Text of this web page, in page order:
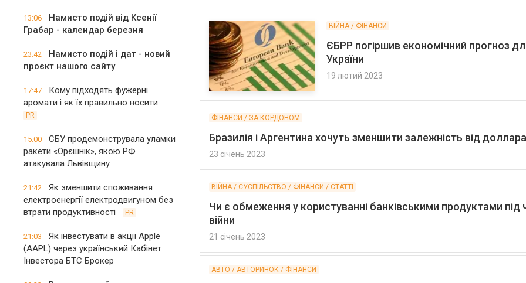
13:06
Намисто подій від Ксенії
Грабар - календар березня
23:42
Намисто подій і дат - новий
проєкт нашого сайту
17:47
Кому підходять фужерні
аромати і як їх правильно носити
PR
15:00
СБУ продемонструвала уламки
ракети «Орєшнік», якою РФ
атакувала Львівщину
21:42
Як зменшити споживання
електроенергії електродвигуном без
втрати продуктивності
PR
21:03
Як інвестувати в акції Apple
(AAPL) через український Кабінет
Інвестора БТС Брокер
ВІЙНА / ФІНАНСИ
ЄБРР погіршив економічний прогноз
України
19 лютий 2023
ФІНАНСИ / ЗА КОРДОНОМ
Бразилія і Аргентина хочуть зменшити залежність від доллара
23 січень 2023
ВІЙНА / СУСПІЛЬСТВО / ФІНАНСИ / CТАТТІ
Чи є обмеження у користуванні банківськими продуктами під
війни
21 січень 2023
АВТО / АВТОРИНОК / ФІНАНСИ